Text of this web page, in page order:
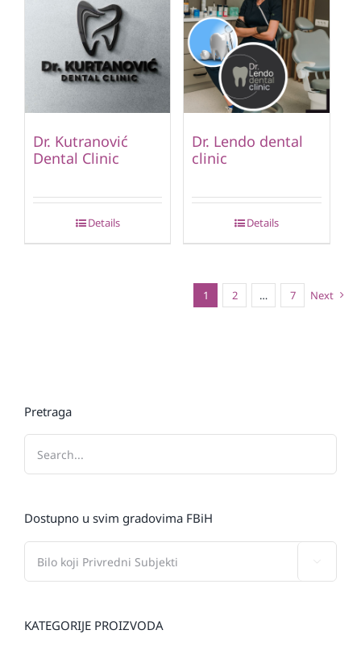
Dr. Kutranović
Dental Clinic
Details
Dr. Lendo dental
clinic
Details
1 2 … 7 Next
Pretraga
Dostupno u svim gradovima FBiH
KATEGORIJE PROIZVODA